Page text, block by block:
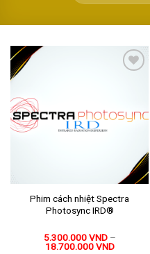
thích
Phim cách nhiệt Spectra
Photosync IRD®
5.300.000VND–
18.700.000VND